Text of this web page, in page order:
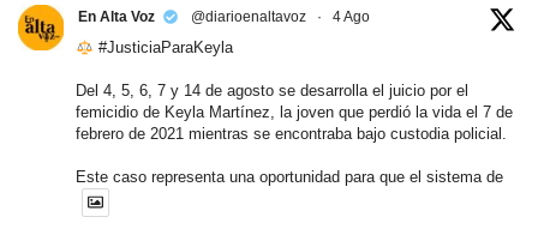
En Alta Voz @diarioenaltavoz · 4 Ago
#JusticiaParaKeyla
Del 4, 5, 6, 7 y 14 de agosto se desarrolla el juicio por el
femicidio de Keyla Martínez, la joven que perdió la vida el 7 de
febrero de 2021 mientras se encontraba bajo custodia policial.
Este caso representa una oportunidad para que el sistema de